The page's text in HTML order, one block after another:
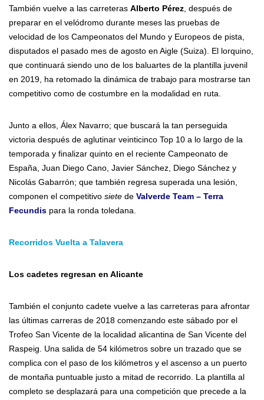
También vuelve a las carreteras Alberto Pérez , después de
preparar en el velódromo durante meses las pruebas de
velocidad de los Campeonatos del Mundo y Europeos de pista,
disputados el pasado mes de agosto en Aigle (Suiza). El lorquino,
que continuará siendo uno de los baluartes de la plantilla juvenil
en 2019, ha retomado la dinámica de trabajo para mostrarse tan
competitivo como de costumbre en la modalidad en ruta.
Junto a ellos, Álex Navarro; que buscará la tan perseguida
victoria después de aglutinar veinticinco Top 10 a lo largo de la
temporada y finalizar quinto en el reciente Campeonato de
España, Juan Diego Cano, Javier Sánchez, Diego Sánchez y
Nicolás Gabarrón; que también regresa superada una lesión,
componen el competitivo siete de Valverde Team – Terra
Fecundis para la ronda toledana.
Recorridos Vuelta a Talavera
Los cadetes regresan en Alicante
También el conjunto cadete vuelve a las carreteras para afrontar
las últimas carreras de 2018 comenzando este sábado por el
Trofeo San Vicente de la localidad alicantina de San Vicente del
Raspeig. Una salida de 54 kilómetros sobre un trazado que se
complica con el paso de los kilómetros y el ascenso a un puerto
de montaña puntuable justo a mitad de recorrido. La plantilla al
completo se desplazará para una competición que precede a la